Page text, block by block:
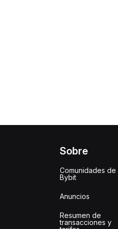
Sobre
Comunidades de
Bybit
Anuncios
Resumen de
transacciones y